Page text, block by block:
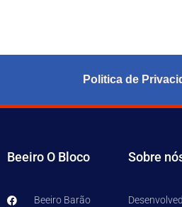
Politica de
Beeiro O Bloco
Beeiro Barão
Sobre